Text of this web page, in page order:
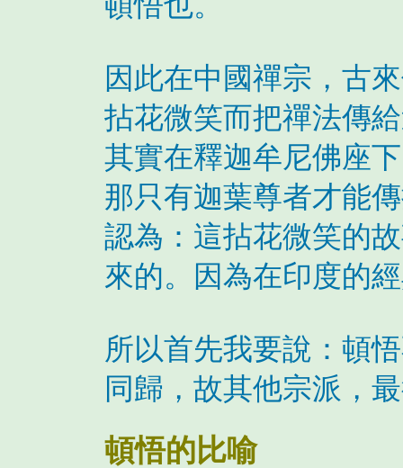
因此在中國禪宗，古
拈花微笑而把禪法傳
其實在釋迦牟尼佛座
那只有迦葉尊者才能
認為：這拈花微笑的
來的。因為在印度的
所以首先我要說：頓
同歸，故其他宗派，
頓悟的比喻